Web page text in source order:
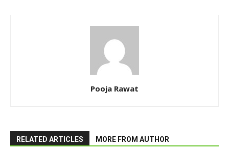
Pooja Rawat
RELATED ARTICLES MORE FROM AUTHOR